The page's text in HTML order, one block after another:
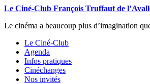
Le Ciné-Club François Truffaut de
Le cinéma a beaucoup plus d’imagination
Le Ciné-Club
Agenda
Infos pratiques
Cinéchanges
Nos invités